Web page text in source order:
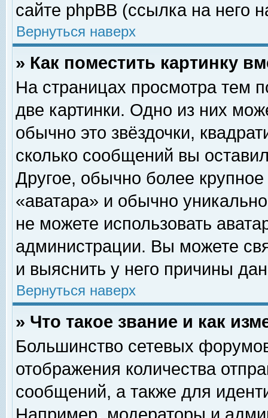
сайте phpBB (ссылка на него
Вернуться наверх
» Как поместить картинку
На страницах просмотра тем
две картинки. Одно из них
обычно это звёздочки,
сколько сообщений вы
Другое, обычно более
«аватара» и обычно
не можете использовать
администрации. Вы можете
и выяснить у него причины
Вернуться наверх
» Что такое звание и как
Большинство сетевых
отображения количества
сообщений, а также для